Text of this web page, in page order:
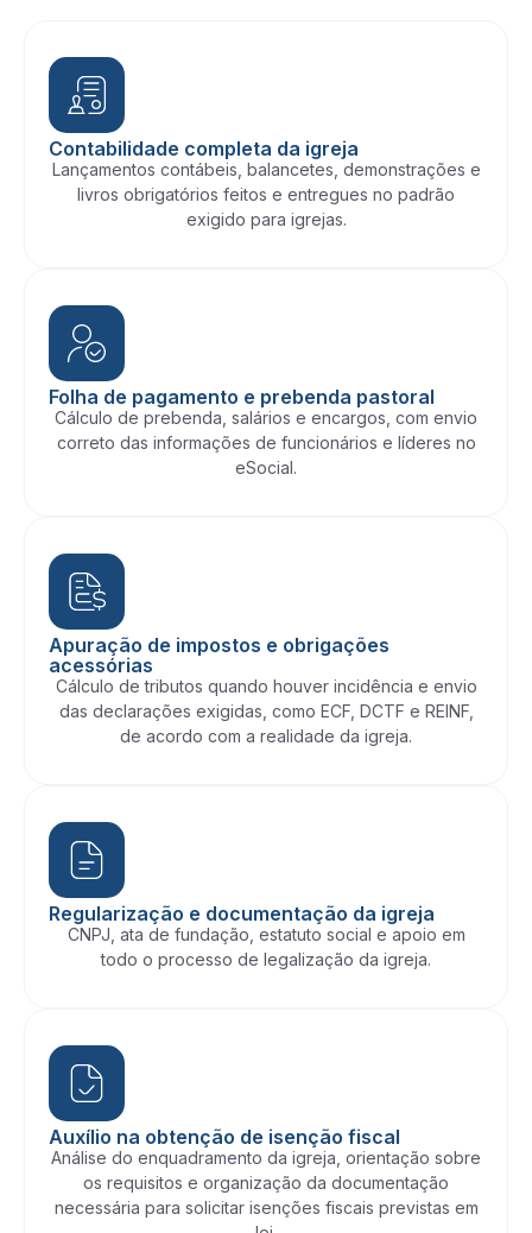
Contabilidade completa da igreja
Lançamentos contábeis, balancetes, demonstrações e
livros obrigatórios feitos e entregues no padrão
exigido para igrejas.
Folha de pagamento e prebenda pastoral
Cálculo de prebenda, salários e encargos, com envio
correto das informações de funcionários e líderes no
eSocial.
Apuração de impostos e obrigações
acessórias
Cálculo de tributos quando houver incidência e envio
das declarações exigidas, como ECF, DCTF e REINF,
de acordo com a realidade da igreja.
Regularização e documentação da igreja
CNPJ, ata de fundação, estatuto social e apoio em
todo o processo de legalização da igreja.
Auxílio na obtenção de isenção fiscal
Análise do enquadramento da igreja, orientação sobre
os requisitos e organização da documentação
necessária para solicitar isenções fiscais previstas em